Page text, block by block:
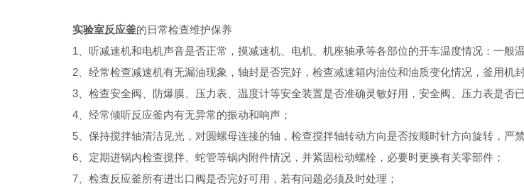
实验室反应釜的日常检查维护保养
1、听减速机和电机声音是否正常，摸减速机、电机、机座轴承等各部位的开车温度情况：一般
2、经常检查减速机有无漏油现象，轴封是否完好，检查减速箱内油位和油质变化情况，釜用机
3、检查安全阀、防爆膜、压力表、温度计等安全装置是否准确灵敏好用，安全阀、压力表是否
4、经常倾听反应釜内有无异常的振动和响声；
5、保持搅拌轴清洁见光，对圆螺母连接的轴，检查搅拌轴转动方向是否按顺时针方向旋转，严禁
6、定期进锅内检查搅拌、蛇管等锅内附件情况，并紧固松动螺栓，必要时更换有关零部件；
7、检查反应釜所有进出口阀是否完好可用，若有问题必须及时处理；